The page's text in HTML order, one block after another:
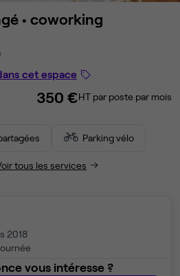
• coworking
cet espace
350 €HT par poste par mois
Parking vélo
tous les services
2018
vous intéresse ?